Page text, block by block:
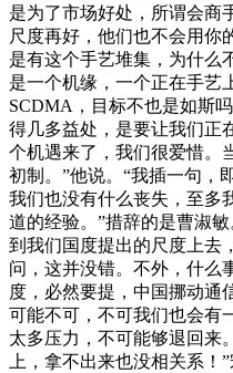
是为了市场好处，所谓会商
尺度再好，他们也不会用你
是有这个手艺堆集，为什么
是一个机缘，一个正在手艺
SCDMA，目标不也是如斯
得几多益处，是要让我们正
个机遇来了，我们很爱惜。
初制。”他说。“我插一句，
我们也没有什么丧失，至多
道的经验。”措辞的是曹淑
到我们国度提出的尺度上去
问，这并没错。不外，什么
度，必然要提，中国挪动通
可能不可，不可我们也会有
太多压力，不可能够退回来
上，拿不出来也没相关系！